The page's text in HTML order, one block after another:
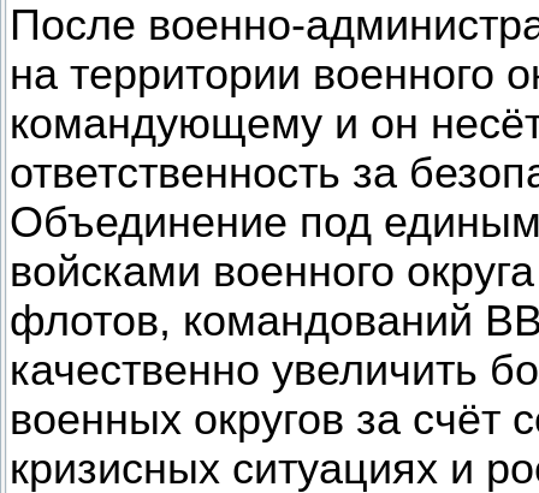
После военно-
на территории военного
командующему и он
ответственность за
Объединение под
войсками военного
флотов, командований
качественно увеличить
военных округов за
кризисных ситуациях и